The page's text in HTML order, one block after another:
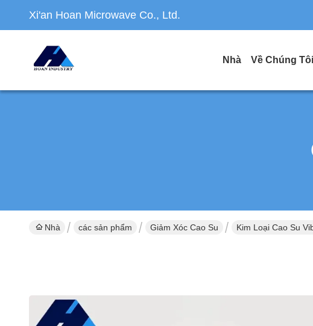
Xi'an Hoan Microwave Co., Ltd.
Nhà Về Chúng Tôi
Nhà các sản phẩm Giảm Xóc Cao Su Kim Loại Cao Su